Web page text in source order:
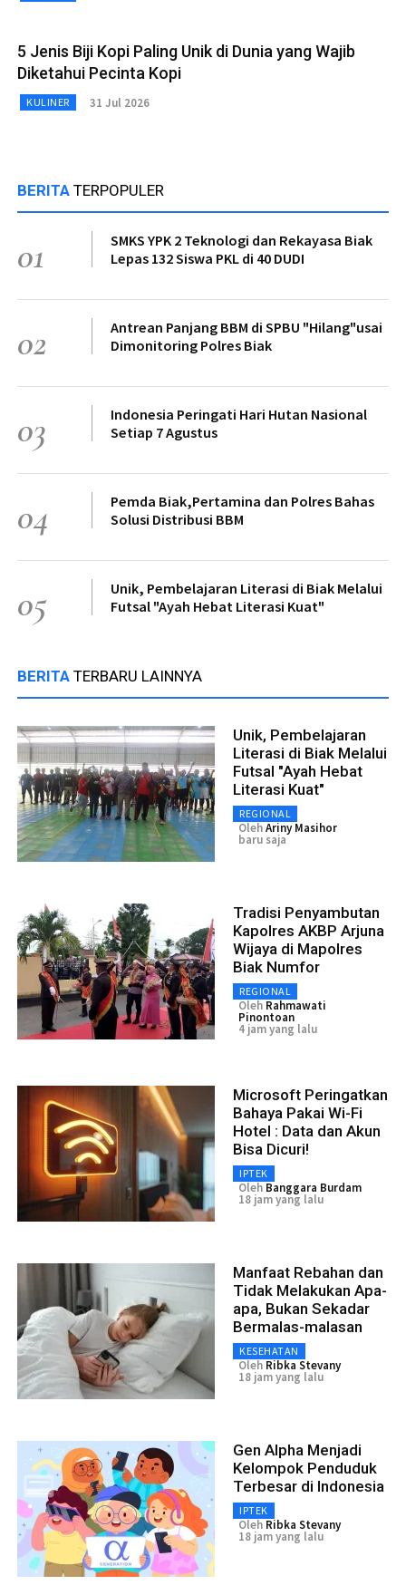
5 Jenis Biji Kopi Paling Unik di Dunia yang Wajib
Diketahui Pecinta Kopi
KULINER 31 Jul 2026
BERITA TERPOPULER
01
SMKS YPK 2 Teknologi dan Rekayasa Biak
Lepas 132 Siswa PKL di 40 DUDI
02
Antrean Panjang BBM di SPBU "Hilang"usai
Dimonitoring Polres Biak
03
Indonesia Peringati Hari Hutan Nasional
Setiap 7 Agustus
04
Pemda Biak,Pertamina dan Polres Bahas
Solusi Distribusi BBM
05
Unik, Pembelajaran Literasi di Biak Melalui
Futsal "Ayah Hebat Literasi Kuat"
BERITA TERBARU LAINNYA
Unik, Pembelajaran
Literasi di Biak Melalui
Futsal "Ayah Hebat
Literasi Kuat"
REGIONAL
OlehAriny Masihor
baru saja
Tradisi Penyambutan
Kapolres AKBP Arjuna
Wijaya di Mapolres
Biak Numfor
REGIONAL
Oleh Rahmawati
Pinontoan
4 jam yang lalu
Microsoft Peringatkan
Bahaya Pakai Wi-Fi
Hotel : Data dan Akun
Bisa Dicuri!
IPTEK
Oleh Banggara Burdam
18 jam yang lalu
Manfaat Rebahan dan
Tidak Melakukan Apa-
apa, Bukan Sekadar
Bermalas-malasan
KESEHATAN
Oleh Ribka Stevany
18 jam yang lalu
Gen Alpha Menjadi
Kelompok Penduduk
Terbesar di Indonesia
IPTEK
Oleh Ribka Stevany
18 jam yang lalu